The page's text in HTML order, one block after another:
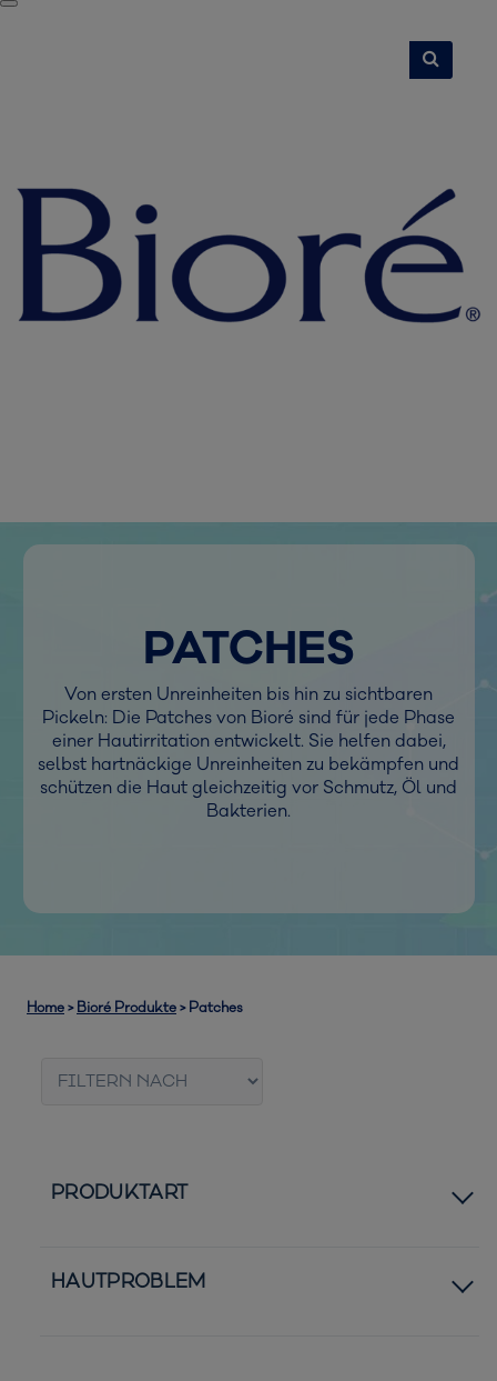
PATCHES
Von ersten Unreinheiten bis hin zu sichtbaren
Pickeln: Die Patches von Bioré sind für jede Phase
einer Hautirritation entwickelt. Sie helfen dabei,
selbst hartnäckige Unreinheiten zu bekämpfen und
schützen die Haut gleichzeitig vor Schmutz, Öl und
Bakterien.
Home> Bioré Produkte> Patches
PRODUKTART
HAUTPROBLEM